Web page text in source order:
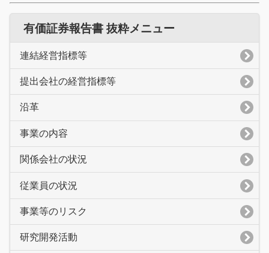
有価証券報告書 抜粋メニュー
連結経営指標等
提出会社の経営指標等
沿革
事業の内容
関係会社の状況
従業員の状況
事業等のリスク
研究開発活動